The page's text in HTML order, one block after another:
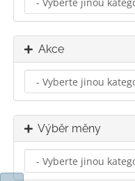
Akce
Výběr měny